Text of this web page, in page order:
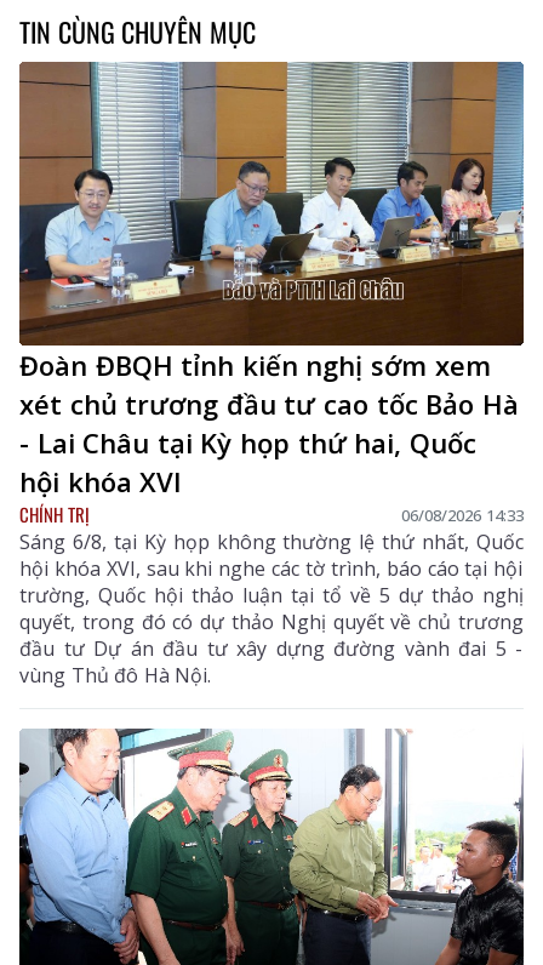
TIN CÙNG CHUYÊN MỤC
Đoàn ĐBQH tỉnh kiến nghị sớm xem
xét chủ trương đầu tư cao tốc Bảo Hà
- Lai Châu tại Kỳ họp thứ hai, Quốc
hội khóa XVI
CHÍNH TRỊ 06/08/2026 14:33
Sáng 6/8, tại Kỳ họp không thường lệ thứ nhất, Quốc
hội khóa XVI, sau khi nghe các tờ trình, báo cáo tại hội
trường, Quốc hội thảo luận tại tổ về 5 dự thảo nghị
quyết, trong đó có dự thảo Nghị quyết về chủ trương
đầu tư Dự án đầu tư xây dựng đường vành đai 5 -
vùng Thủ đô Hà Nội.